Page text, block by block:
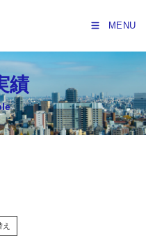
MENU
績